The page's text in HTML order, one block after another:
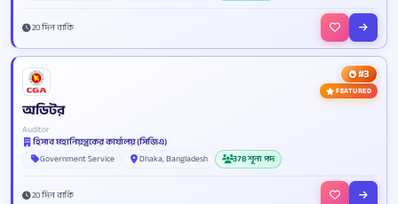
20 দিন বাকি
#3
FEATURED
অডিটর
Auditor
হিসাব মহানিয়ন্ত্রকের কার্যালয় (সিজিএ)
Government Service
Dhaka, Bangladesh 378 শূন্য পদ
20 দিন বাকি